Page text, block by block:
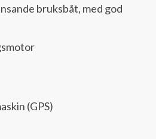
bruksbåt, med god
(GPS)